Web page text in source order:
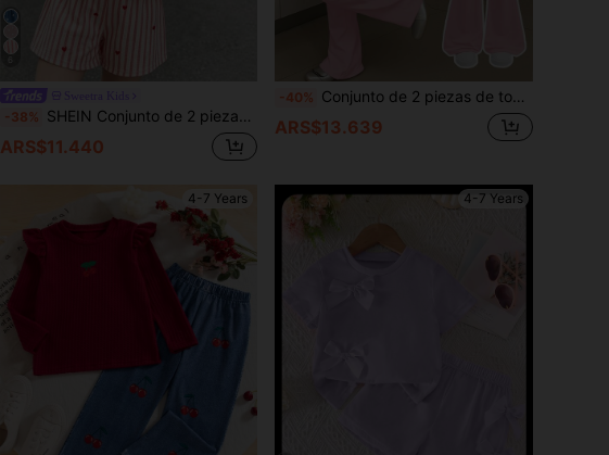
-38% SHEIN Conjunto de 2 piezas para niñas jóvenes con camiseta de manga corta de tela texturizada con diseño de botones en la espalda & pantalones largos casuales
ARS$11.440
-40% Conjunto de 2 piezas de top de manga corta con cuello redondo y pantalones acampanados con patrones de conejo azul de estilo kawaii, degradado rosa floral y diseño minimalista de dibujos animados para niñas, adecuado para un atuendo retro de verano para niñas jóvenes
ARS$13.639
4-7 Years 4-7 Years